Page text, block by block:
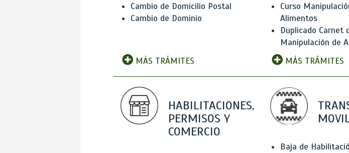
Cambio de Domicilio Postal
Cambio de Dominio
MÁS TRÁMITES
Curso
Alimentos
Duplicado Carnet
Manipulación de
MÁS TRÁMITES
HABILITACIONES,
PERMISOS Y
COMERCIO
Baja de